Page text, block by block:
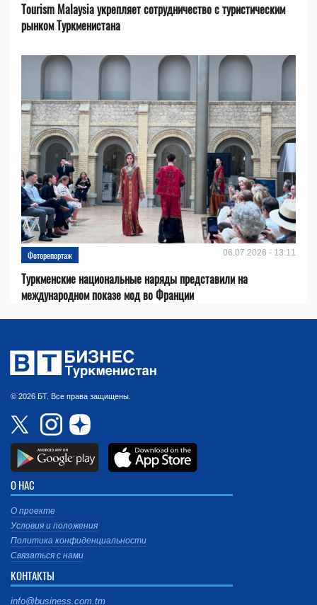
Tourism Malaysia укрепляет сотрудничество с туристическим
рынком Туркменистана
Фоторепортаж 06.07.2026 - 13:11
Туркменские национальные наряды представили на
международном показе мод во Франции
© 2026 БТ. Все права защищены.
О НАС
О проекте
Условия и положения
Политика конфиденциальности
Связаться с нами
КОНТАКТЫ
info@business.com.tm